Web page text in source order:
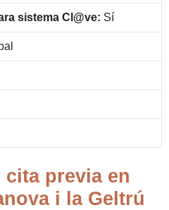
sistema Cl@ve: Sí
previa en
i la Geltrú